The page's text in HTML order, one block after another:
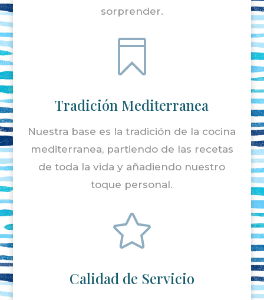
sorprender.

Tradición Mediterranea
Nuestra base es la tradición de la cocina
mediterranea, partiendo de las recetas
de toda la vida y añadiendo nuestro
toque personal.

Calidad de Servicio